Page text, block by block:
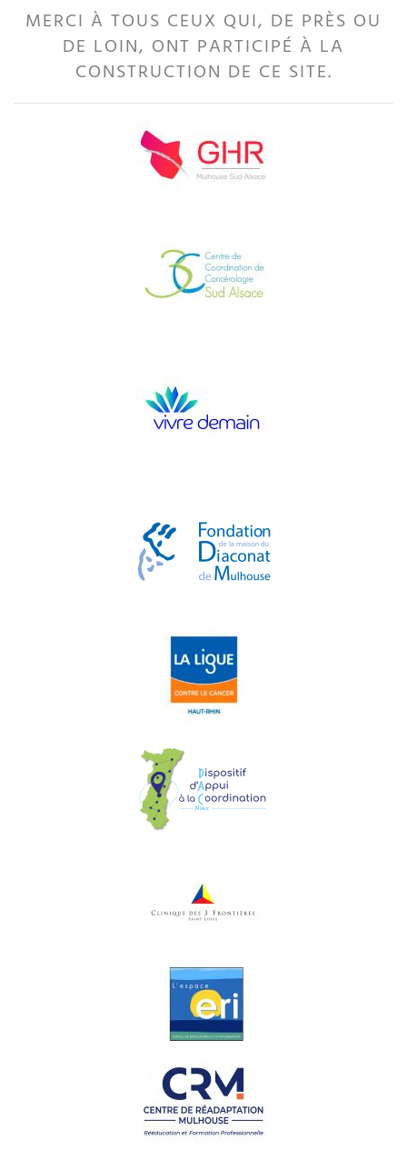
MERCI À TOUS CEUX QUI, DE PRÈS OU
DE LOIN, ONT PARTICIPÉ À LA
CONSTRUCTION DE CE SITE.